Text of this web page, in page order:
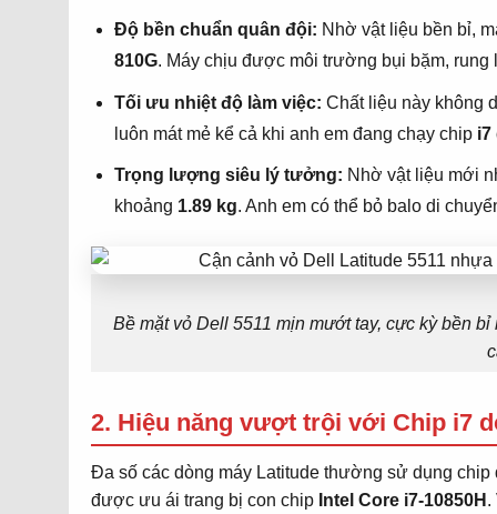
Độ bền chuẩn quân đội: Nhờ vật liệu bền bỉ,
810G. Máy chịu được môi trường bụi bặm, rung
Tối ưu nhiệt độ làm việc: Chất liệu này không
luôn mát mẻ kể cả khi anh em đang chạy chip i7
Trọng lượng siêu lý tưởng: Nhờ vật liệu mới
khoảng 1.89 kg. Anh em có thể bỏ balo di
Bề mặt vỏ Dell 5511 mịn mướt tay, cực kỳ bền
2. Hiệu năng vượt trội với Chip i7
Đa số các dòng máy Latitude thường sử dụng chip
được ưu ái trang bị con chip Intel Core i7-10850H .